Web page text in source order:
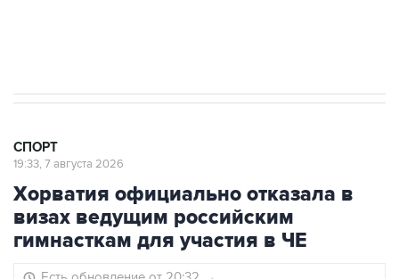
СПОРТ
19:33, 7 августа 2026
Хорватия официально отказала в
визах ведущим российским
гимнасткам для участия в ЧЕ